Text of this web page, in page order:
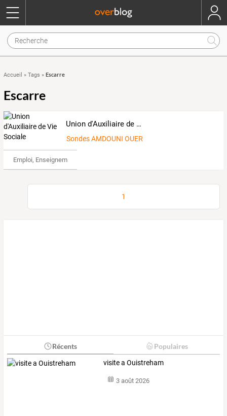
Accueil » Tags » Escarre
Escarre
Union d'Auxiliaire de Vie Sociale
Sondes AMDOUNI OUERTANI
Emploi, Enseignement & Etudes
1
Récents Populaires
visite a Ouistreham
3 août 2026